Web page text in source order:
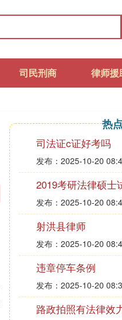
司民刑商 律师援
热
司法证c证好考吗
发布：2025-10-20
2019考研法律硕士
发布：2025-10-20
射洪县律师
发布：2025-10-20
违章停车条例
发布：2025-10-20
路政拍照有法律效